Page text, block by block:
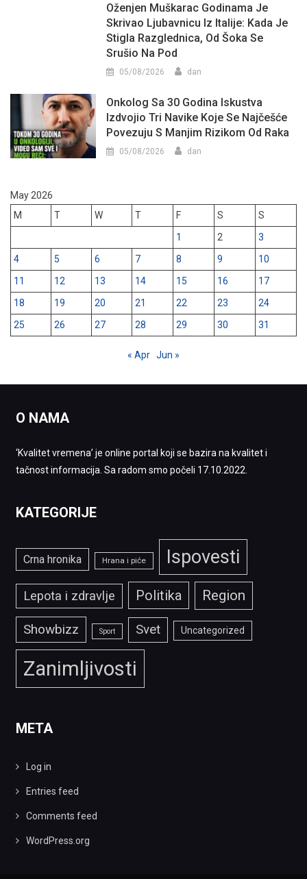
Oženjen Muškarac Godinama Je
Skrivao Ljubavnicu Iz Italije: Kada Je
Stigla Razglednica, Od Šoka Se
Srušio Na Pod
05/08/2026 dan
Onkolog Sa 30 Godina Iskustva
Izdvojio Tri Navike Koje Se Najčešće
Povezuju S Manjim Rizikom Od Raka
05/08/2026 dan
May 2026
M
T W T F S
S
1
2
3
4
5 6 7 8 9
10
11
12 13 14 15 16
17
18
19 20 21 22 23
24
25
26 27 28 29 30 31
« Apr Jun »
O NAMA
‘Kvalitet vremena’ je online portal koji se bazira na kvalitet i
tačnost informacija. Sa radom smo počeli 17.10.2022.
KATEGORIJE
Crna hronika Hrana i piće Ispovesti
Lepota i zdravlje Politika Region
Showbizz Sport Svet Uncategorized
Zanimljivosti
META
Log in
Entries feed
Comments feed
WordPress.org